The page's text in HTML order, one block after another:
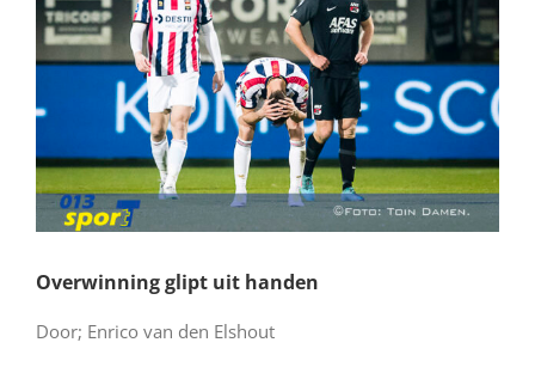
Overwinning glipt uit handen
Door; Enrico van den Elshout